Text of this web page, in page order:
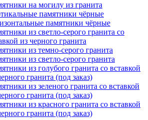
на могилу из гранита
памятники чёрные
памятники чёрные
из светло-серого гранита со
из черного гранита
из темно-серого гранита
из светло-серого гранита
из голубого гранита со вставкой
гранита (под заказ)
из зеленого гранита со вставкой
гранита (под заказ)
из красного гранита со вставкой
гранита (под заказ)